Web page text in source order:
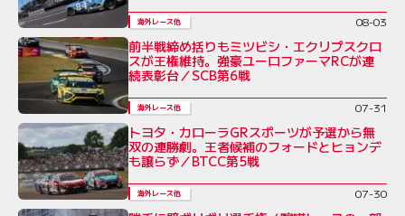
海外レース他 08-03
前半戦締め括りもミツビシ・エクリプスクロ
スが王権維持。強豪ユーロファーマRCが連
続表彰台／SCB第6戦
海外レース他 07-31
トヨタ・カローラGRスポーツが予選から無
双の連勝劇。王者候補のフォードとヒョンデ
も譲らず／BTCC第5戦
海外レース他 07-30